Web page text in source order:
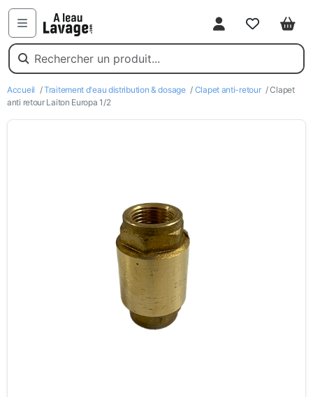
Menu
Mon compte
Favoris
Accueil /Traitement d'eau distribution & dosage / Clapet anti-retour / Clapet
anti retour Laiton Europa 1/2